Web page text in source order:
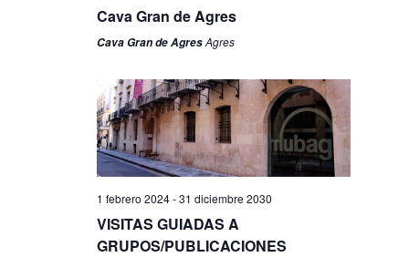
Cava Gran de Agres
Cava Gran de AgresAgres
1 febrero 2024-31 diciembre 2030
VISITAS GUIADAS A
GRUPOS/PUBLICACIONES